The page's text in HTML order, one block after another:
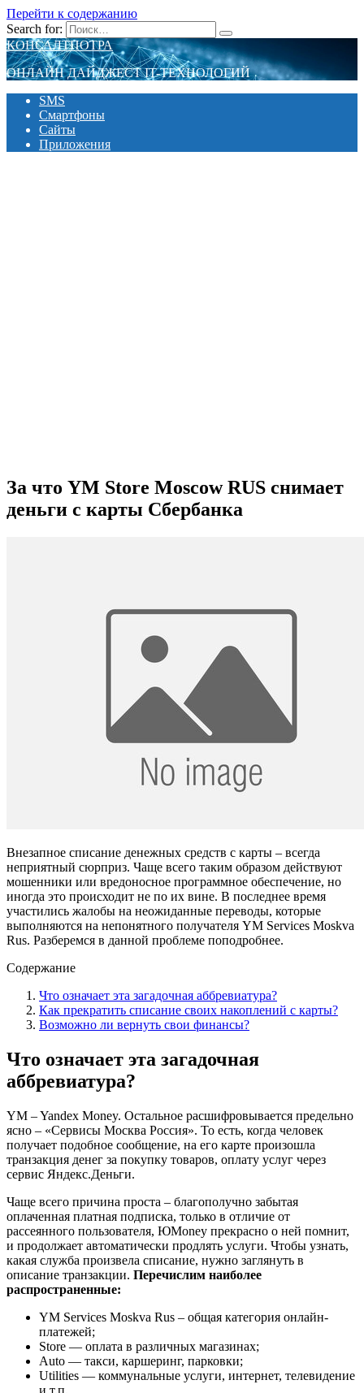
Перейти к содержанию
Search for:
КОНСАЛТПОТРА
ОНЛАЙН ДАЙДЖЕСТ IT-ТЕХНОЛОГИЙ
SMS
Смартфоны
Сайты
Приложения
За что YM Store Moscow RUS снимает
деньги с карты Сбербанка
Внезапное списание денежных средств с карты – всегда
неприятный сюрприз. Чаще всего таким образом действуют
мошенники или вредоносное программное обеспечение, но
иногда это происходит не по их вине. В последнее время
участились жалобы на неожиданные переводы, которые
выполняются на непонятного получателя YM Services Moskva
Rus. Разберемся в данной проблеме поподробнее.
Содержание
Что означает эта загадочная аббревиатура?
Как прекратить списание своих накоплений с карты?
Возможно ли вернуть свои финансы?
Что означает эта загадочная
аббревиатура?
YM – Yandex Money. Остальное расшифровывается предельно
ясно – «Сервисы Москва Россия». То есть, когда человек
получает подобное сообщение, на его карте произошла
транзакция денег за покупку товаров, оплату услуг через
сервис Яндекс.Деньги.
Чаще всего причина проста – благополучно забытая
оплаченная платная подписка, только в отличие от
рассеянного пользователя, ЮMoney прекрасно о ней помнит,
и продолжает автоматически продлять услуги. Чтобы узнать,
какая служба произвела списание, нужно заглянуть в
описание транзакции. Перечислим наиболее
распространенные:
YM Services Moskva Rus – общая категория онлайн-
платежей;
Store — оплата в различных магазинах;
Auto — такси, каршеринг, парковки;
Utilities — коммунальные услуги, интернет, телевидение
и т.п.